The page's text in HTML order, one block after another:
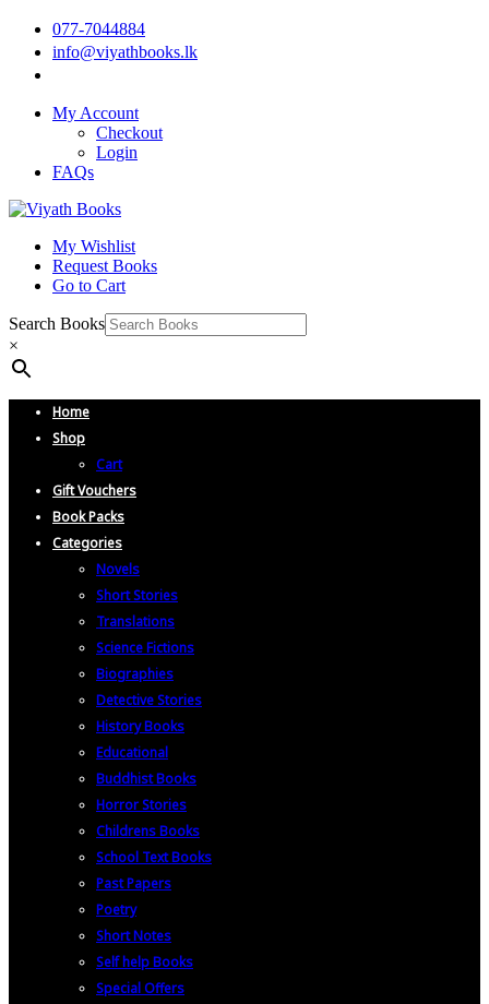
077-7044884
info@viyathbooks.lk
My Account
Checkout
Login
FAQs
My Wishlist
Request Books
Go to Cart
Search Books
×
Home
Shop
Cart
Gift Vouchers
Book Packs
Categories
Novels
Short Stories
Translations
Science Fictions
Biographies
Detective Stories
History Books
Educational
Buddhist Books
Horror Stories
Childrens Books
School Text Books
Past Papers
Poetry
Short Notes
Self help Books
Special Offers